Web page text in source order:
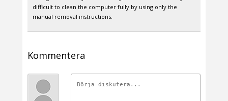
difficult to clean the computer fully by using only the
manual removal instructions.
Kommentera